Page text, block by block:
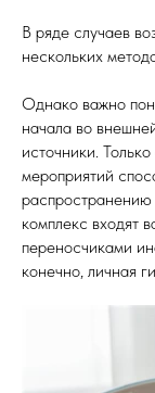
В ряде случаев
нескольких
Однако важно
начала во
источники.
мероприятий
комплекс входят
переносчиками
конечно, личная